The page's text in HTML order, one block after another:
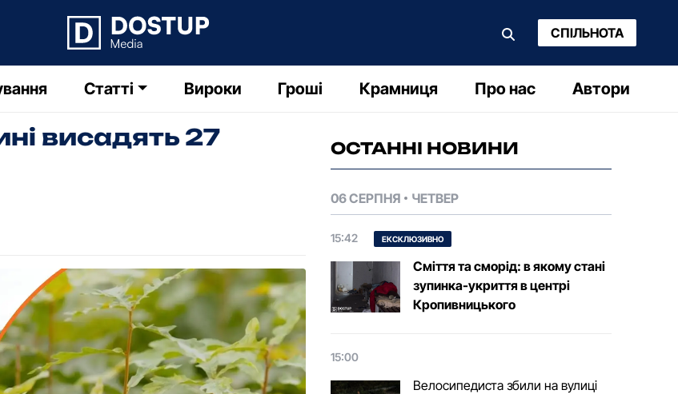
СПІЛЬНОТА
Статті Вироки Гроші Крамниця Про нас Автори
висадять 27
ОСТАННІ НОВИНИ
06 СЕРПНЯ ЧЕТВЕР
15:42 ЕКСКЛЮЗИВНО
Сміття та сморід: в якому стані
зупинка-укриття в центрі
Кропивницького
15:00
Велосипедиста збили на вулиці